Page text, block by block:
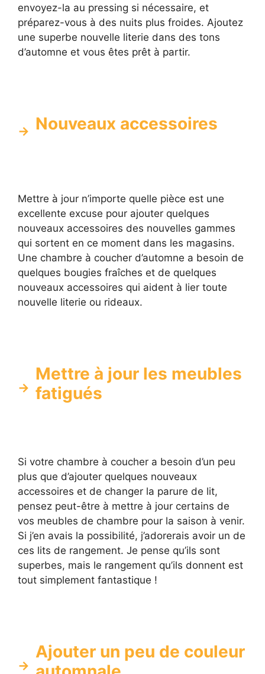
envoyez-la au pressing si nécessaire, et
préparez-vous à des nuits plus froides. Ajoutez
une superbe nouvelle literie dans des tons
d’automne et vous êtes prêt à partir.
Nouveaux accessoires
Mettre à jour n’importe quelle pièce est une
excellente excuse pour ajouter quelques
nouveaux accessoires des nouvelles gammes
qui sortent en ce moment dans les magasins.
Une chambre à coucher d’automne a besoin de
quelques bougies fraîches et de quelques
nouveaux accessoires qui aident à lier toute
nouvelle literie ou rideaux.
Mettre à jour les meubles
fatigués
Si votre chambre à coucher a besoin d’un peu
plus que d’ajouter quelques nouveaux
accessoires et de changer la parure de lit,
pensez peut-être à mettre à jour certains de
vos meubles de chambre pour la saison à venir.
Si j’en avais la possibilité, j’adorerais avoir un de
ces lits de rangement. Je pense qu’ils sont
superbes, mais le rangement qu’ils donnent est
tout simplement fantastique !
Ajouter un peu de couleur